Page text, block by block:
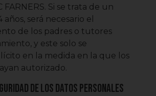
FARNERS. Si se trata de un
años, será necesario el
de los padres o tutores
y este solo se
en la medida en la que los
autorizado.
de los datos personales